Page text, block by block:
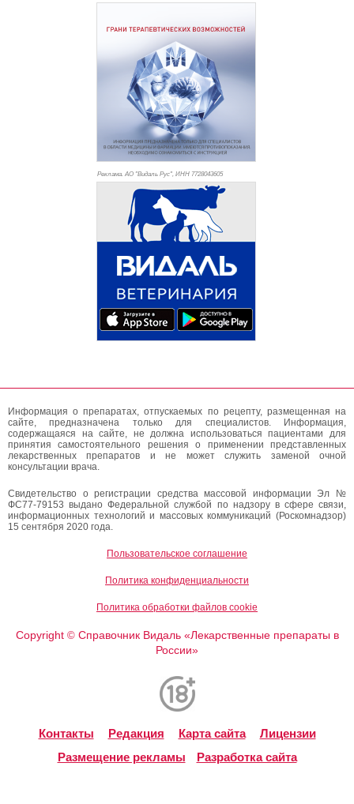
Реклама. АО "Видаль Рус", ИНН 7728043605
Информация о препаратах, отпускаемых по рецепту, размещенная на
сайте, предназначена только для специалистов. Информация,
содержащаяся на сайте, не должна использоваться пациентами для
принятия самостоятельного решения о применении представленных
лекарственных препаратов и не может служить заменой очной
консультации врача.
Свидетельство о регистрации средства массовой информации Эл №
ФС77-79153 выдано Федеральной службой по надзору в сфере связи,
информационных технологий и массовых коммуникаций (Роскомнадзор)
15 сентября 2020 года.
Пользовательское соглашение
Политика конфиденциальности
Политика обработки файлов cookie
Copyright ©Справочник Видаль «Лекарственные препараты в
России»
Контакты Редакция Карта сайта
Лицензии
Размещение рекламы
Разработка сайта